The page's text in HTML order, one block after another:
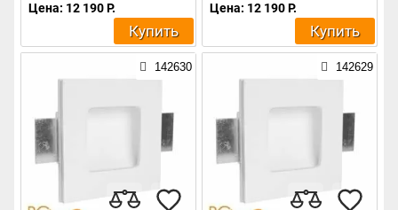
Цена: 12 190 Р.
Купить
Цена: 12 190 Р.
Купить
142630 142629